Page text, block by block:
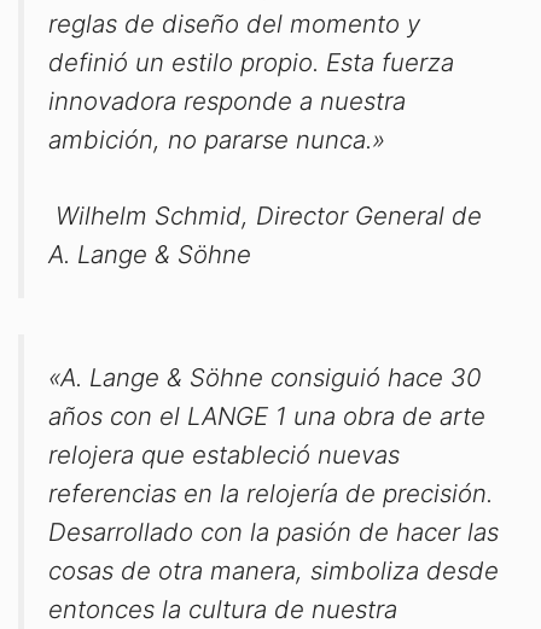
reglas de diseño del momento y
definió un estilo propio. Esta fuerza
innovadora responde a nuestra
ambición, no pararse nunca.»
Wilhelm Schmid, Director General de
A. Lange & Söhne
«A. Lange & Söhne consiguió hace 30
años con el LANGE 1 una obra de arte
relojera que estableció nuevas
referencias en la relojería de precisión.
Desarrollado con la pasión de hacer las
cosas de otra manera, simboliza desde
entonces la cultura de nuestra